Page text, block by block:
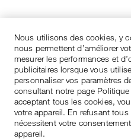
Nous utilisons des cookies, y
nous permettent d’améliorer
mesurer les performances et
publicitaires lorsque vous
personnaliser vos paramètres
consultant notre page
acceptant tous les cookies,
votre appareil. En refusant
nécessitent votre
appareil.